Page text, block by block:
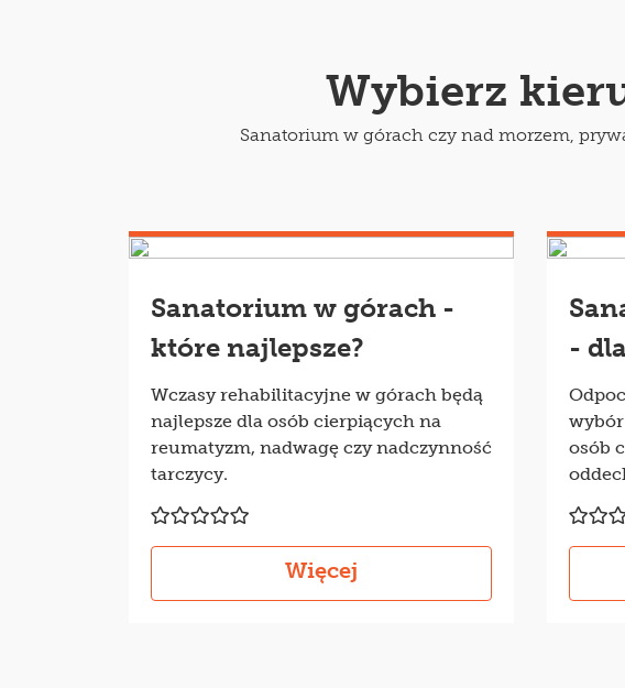
Wybierz
Sanatorium w górach czy nad morzem,
Sanatorium w górach -
które najlepsze?
Wczasy rehabilitacyjne w górach będą
najlepsze dla osób cierpiących na
reumatyzm, nadwagę czy nadczynność
tarczycy.
Więcej
-
osób